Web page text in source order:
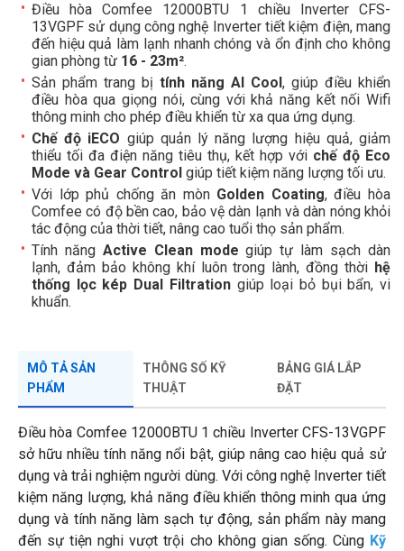
Điều hòa Comfee 12000BTU 1 chiều Inverter CFS-
13VGPF sử dụng công nghệ Inverter tiết kiệm điện, mang
đến hiệu quả làm lạnh nhanh chóng và ổn định cho không
gian phòng từ 16 - 23m².
Sản phẩm trang bị tính năng AI Cool , giúp điều khiển
điều hòa qua giọng nói, cùng với khả năng kết nối Wifi
thông minh cho phép điều khiển từ xa qua ứng dụng.
Chế độ iECO giúp quản lý năng lượng hiệu quả, giảm
thiểu tối đa điện năng tiêu thụ, kết hợp với chế độ Eco
Mode và Gear Control giúp tiết kiệm năng lượng tối ưu.
Với lớp phủ chống ăn mòn Golden Coating, điều hòa
Comfee có độ bền cao, bảo vệ dàn lạnh và dàn nóng khỏi
tác động của thời tiết, nâng cao tuổi thọ sản phẩm.
Tính năng Active Clean mode giúp tự làm sạch dàn
lạnh, đảm bảo không khí luôn trong lành, đồng thời hệ
thống lọc kép Dual Filtrationgiúp loại bỏ bụi bẩn, vi
khuẩn.
MÔ TẢ SẢN
PHẨM
THÔNG SỐ KỸ
THUẬT
BẢNG GIÁ LẮP
ĐẶT
Điều hòa Comfee 12000BTU 1 chiều Inverter CFS-13VGPF
sở hữu nhiều tính năng nổi bật, giúp nâng cao hiệu quả sử
dụng và trải nghiệm người dùng. Với công nghệ Inverter tiết
kiệm năng lượng, khả năng điều khiển thông minh qua ứng
dụng và tính năng làm sạch tự động, sản phẩm này mang
đến sự tiện nghi vượt trội cho không gian sống. Cùng Kỹ